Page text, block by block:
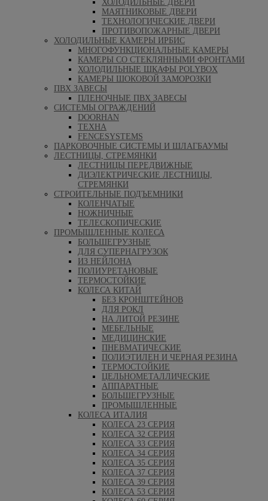
ХОЛОДИЛЬНЫЕ ДВЕРИ
МАЯТНИКОВЫЕ ДВЕРИ
ТЕХНОЛОГИЧЕСКИЕ ДВЕРИ
ПРОТИВОПОЖАРНЫЕ ДВЕРИ
ХОЛОДИЛЬНЫЕ КАМЕРЫ ИРБИС
МНОГОФУНКЦИОНАЛЬНЫЕ КАМЕРЫ
КАМЕРЫ СО СТЕКЛЯННЫМИ ФРОНТАМИ
ХОЛОДИЛЬНЫЕ ШКАФЫ POLYBOX
КАМЕРЫ ШОКОВОЙ ЗАМОРОЗКИ
ПВХ ЗАВЕСЫ
ПЛЕНОЧНЫЕ ПВХ ЗАВЕСЫ
СИСТЕМЫ ОГРАЖДЕНИЙ
DOORHAN
ТЕХНА
FENCESYSTEMS
ПАРКОВОЧНЫЕ СИСТЕМЫ И ШЛАГБАУМЫ
ЛЕСТНИЦЫ, СТРЕМЯНКИ
ЛЕСТНИЦЫ ПЕРЕДВИЖНЫЕ
ДИЭЛЕКТРИЧЕСКИЕ ЛЕСТНИЦЫ,
СТРЕМЯНКИ
СТРОИТЕЛЬНЫЕ ПОДЪЕМНИКИ
КОЛЕНЧАТЫЕ
НОЖНИЧНЫЕ
ТЕЛЕСКОПИЧЕСКИЕ
ПРОМЫШЛЕННЫЕ КОЛЕСА
БОЛЬШЕГРУЗНЫЕ
ДЛЯ СУПЕРНАГРУЗОК
ИЗ НЕЙЛОНА
ПОЛИУРЕТАНОВЫЕ
ТЕРМОСТОЙКИЕ
КОЛЕСА КИТАЙ
БЕЗ КРОНШТЕЙНОВ
ДЛЯ РОКЛ
НА ЛИТОЙ РЕЗИНЕ
МЕБЕЛЬНЫЕ
МЕДИЦИНСКИЕ
ПНЕВМАТИЧЕСКИЕ
ПОЛИЭТИЛЕН И ЧЕРНАЯ РЕЗИНА
ТЕРМОСТОЙКИЕ
ЦЕЛЬНОМЕТАЛЛИЧЕСКИЕ
АППАРАТНЫЕ
БОЛЬШЕГРУЗНЫЕ
ПРОМЫШЛЕННЫЕ
КОЛЕСА ИТАЛИЯ
КОЛЕСА 23 СЕРИЯ
КОЛЕСА 32 СЕРИЯ
КОЛЕСА 33 СЕРИЯ
КОЛЕСА 34 СЕРИЯ
КОЛЕСА 35 СЕРИЯ
КОЛЕСА 37 СЕРИЯ
КОЛЕСА 39 СЕРИЯ
КОЛЕСА 53 СЕРИЯ